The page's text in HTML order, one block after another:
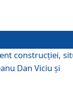
construcției,
Dan Viciu și